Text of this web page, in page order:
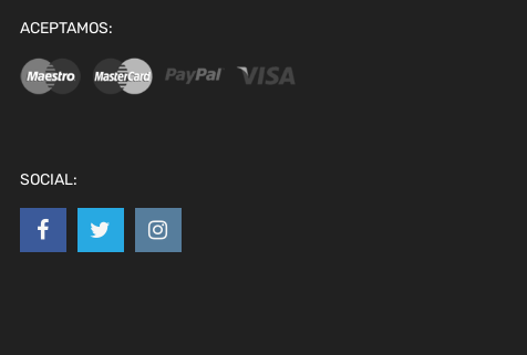
ACEPTAMOS:
SOCIAL: